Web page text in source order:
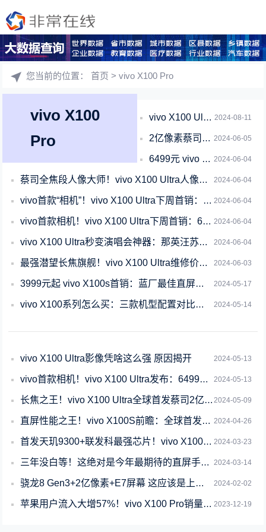
您当前的位置：首页 > vivo X100 Pro
vivo X100
Pro
2024-08-11
vivo X100 Ultra上手：今年最全能的影像灭霸旗舰
2024-06-05
2亿像素蔡司长焦镜头究竟有多强 vivo X100 Ultra实拍揭晓答案
2024-06-04
6499元 vivo X100 Ultra卖爆：斩获多平台销售冠军
2024-06-04
蔡司全焦段人像大师！vivo X100 Ultra人像体验
2024-06-04
vivo首款“相机”！vivo X100 Ultra下周首销：6499元起
2024-06-04
vivo首款相机！vivo X100 Ultra下周首销：6499元起
2024-06-04
vivo X100 Ultra秒变演唱会神器：那英汪苏泷出色表演被瞬间定格
2024-06-03
最强潜望长焦旗舰！vivo X100 Ultra维修价格出炉
2024-05-17
3999元起 vivo X100s首销：蓝厂最佳直屏手机
2024-05-14
vivo X100系列怎么买：三款机型配置对比来了
2024-05-13
vivo X100 Ultra影像凭啥这么强 原因揭开
2024-05-13
vivo首款相机！vivo X100 Ultra发布：6499元起
2024-05-09
长焦之王！vivo X100 Ultra全球首发蔡司2亿APO超级长焦
2024-04-26
直屏性能之王！vivo X100S前瞻：全球首发天玑9300+
2024-03-23
首发天玑9300+联发科最强芯片！vivo X100s Pro入网
2024-03-14
三年没白等！这绝对是今年最期待的直屏手机了
2024-02-02
骁龙8 Gen3+2亿像素+E7屏幕 这应该是上半年最猛的手机了
2023-12-19
苹果用户流入大增57%！vivo X100 Pro销量同比上代增长4.5倍